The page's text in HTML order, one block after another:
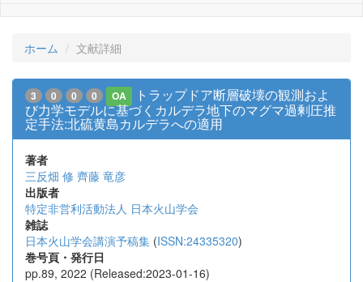
ホーム 文献詳細
3 0 0 0 OA
トラップドア断層破壊の観測およ
び力学モデルに基づくカルデラ地下のマグマ過剰圧推
定手法:北硫黄島カルデラへの適用
著者
三反畑 修 齊藤 竜彦
出版者
特定非営利活動法人 日本火山学会
雑誌
日本火山学会講演予稿集 (ISSN:24335320)
巻号頁・発行日
pp.89, 2022 (Released:2023-01-16)